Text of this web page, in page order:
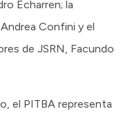
Echarren; la
Confini y el
de JSRN, Facundo
el PITBA representa